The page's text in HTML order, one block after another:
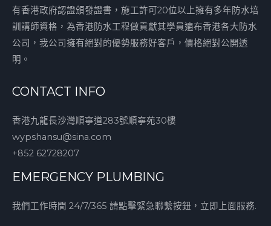
有香港政府認證頒發證書，施工許可20位以上擁有多年防水培
訓講師資格，為香港防水工程做貢獻其學員遍布香港各大防水
公司，我公司擁有絕對的優勢服務好客戶，價格絕對公開透
明。
CONTACT INFO
香港九龍長沙灣順寧道283號順寧苑30樓
wypshansu@sina.com
+852 62728207
EMERGENCY PLUMBING
我們工作時間 24/7/365 請點擊緊急聯繫按鈕，立即上面服務.